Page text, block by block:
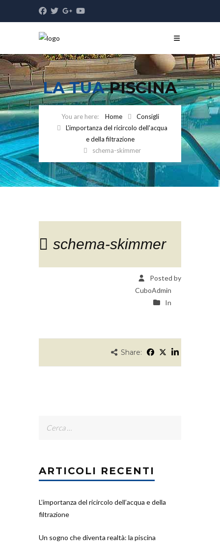
LA TUAPISCINA
Home
Consigli
L'importanza del ricircolo dell'acqua
e della filtrazione
schema-skimmer
schema-skimmer
Posted by
CuboAdmin
In
Share:
ARTICOLI RECENTI
L’importanza del ricircolo dell’acqua e della
filtrazione
Un sogno che diventa realtà: la piscina